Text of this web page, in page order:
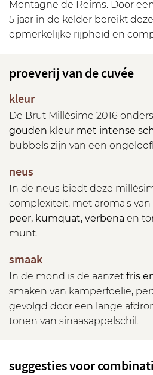
Montagne de Reims. Door
5 jaar in de kelder bereikt
opmerkelijke rijpheid en
proeverij van de cuvée
kleur
De Brut Millésime 2016
gouden kleur met intense
bubbels zijn van een
neus
In de neus biedt deze
complexiteit, met aroma's van
peer, kumquat, verbena en
munt.
smaak
In de mond is de aanzet fris
smaken van kamperfoelie,
gevolgd door een lange
tonen van sinaasappelschil.
suggesties voor